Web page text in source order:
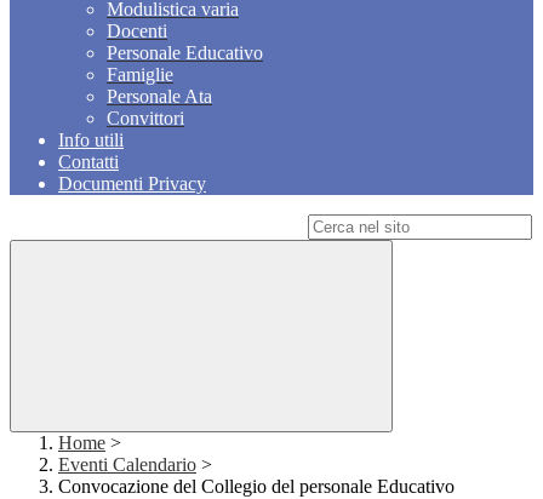
Modulistica varia
Docenti
Personale Educativo
Famiglie
Personale Ata
Convittori
Info utili
Contatti
Documenti Privacy
Home >
Eventi Calendario >
Convocazione del Collegio del personale Educativo